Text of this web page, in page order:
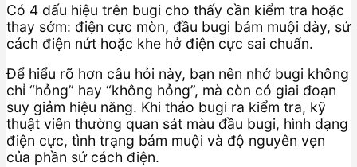
Có 4 dấu hiệu trên bugi cho thấy cần kiểm tra hoặc
thay sớm: điện cực mòn, đầu bugi bám muội dày, sứ
cách điện nứt hoặc khe hở điện cực sai chuẩn.
Để hiểu rõ hơn câu hỏi này, bạn nên nhớ bugi không
chỉ “hỏng” hay “không hỏng”, mà còn có giai đoạn
suy giảm hiệu năng. Khi tháo bugi ra kiểm tra, kỹ
thuật viên thường quan sát màu đầu bugi, hình dạng
điện cực, tình trạng bám muội và độ nguyên vẹn
của phần sứ cách điện.